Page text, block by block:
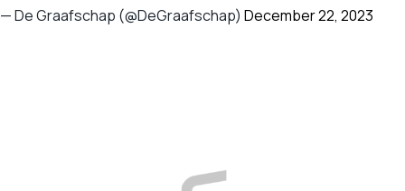
— De Graafschap (@DeGraafschap) December 22, 2023